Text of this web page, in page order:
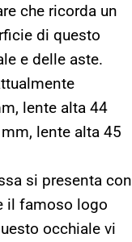
che ricorda un
di questo
e delle aste.
lente alta 44
lente alta 45
si presenta con
il famoso logo
occhiale vi